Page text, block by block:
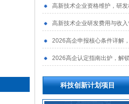
高新技术企业资格维护，研
高新技术企业研发费用与收
2026高企申报核心条件详解
2026高企认定指南出炉，解
科技创新计划项目